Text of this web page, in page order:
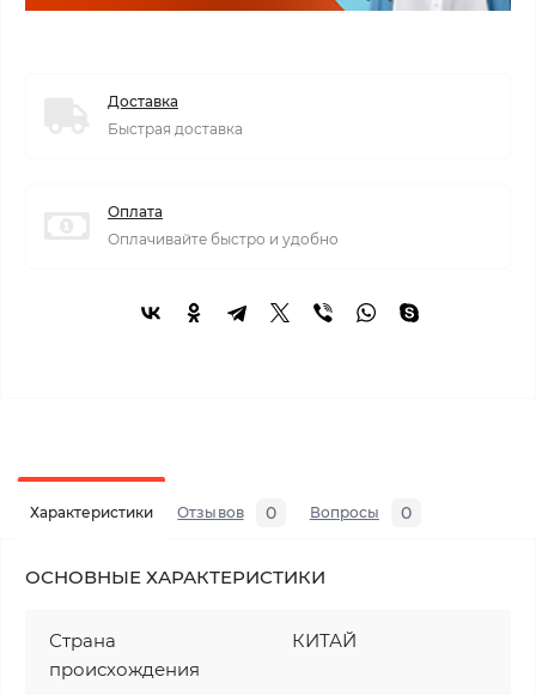
Доставка
Быстрая доставка
Оплата
Оплачивайте быстро и удобно
Характеристики Отзывов 0 Вопросы 0
ОСНОВНЫЕ ХАРАКТЕРИСТИКИ
Страна
происхождения
КИТАЙ